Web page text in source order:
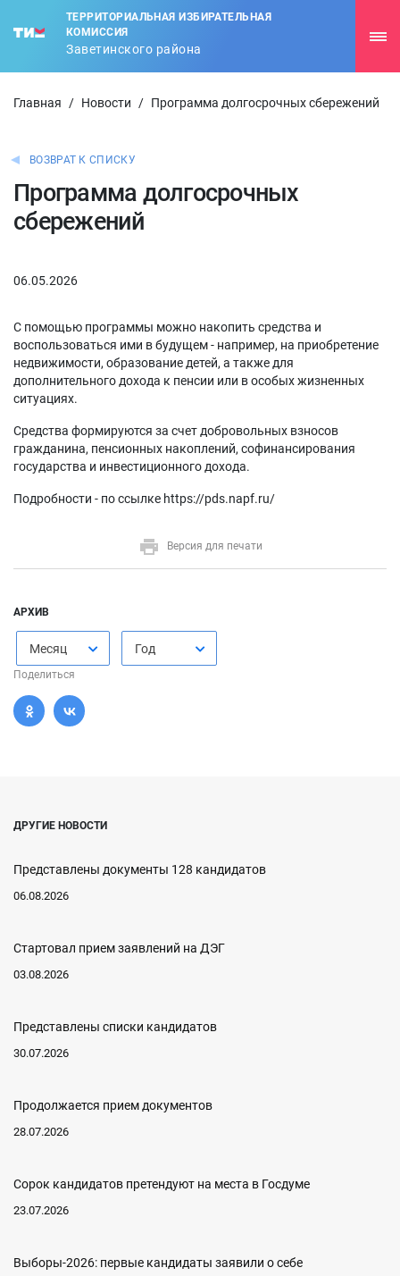
ТЕРРИТОРИАЛЬНАЯ ИЗБИРАТЕЛЬНАЯ
КОМИССИЯ
Заветинского района
Главная / Новости / Программа долгосрочных сбережений
ВОЗВРАТ К СПИСКУ
Программа долгосрочных
сбережений
06.05.2026
С помощью программы можно накопить средства и
воспользоваться ими в будущем - например, на приобретение
недвижимости, образование детей, а также для
дополнительного дохода к пенсии или в особых жизненных
ситуациях.
Средства формируются за счет добровольных взносов
гражданина, пенсионных накоплений, софинансирования
государства и инвестиционного дохода.
Подробности - по ссылке https://pds.napf.ru/
Версия для печати
АРХИВ
Месяц Год
Поделиться
ДРУГИЕ НОВОСТИ
Представлены документы 128 кандидатов
06.08.2026
Стартовал прием заявлений на ДЭГ
03.08.2026
Представлены списки кандидатов
30.07.2026
Продолжается прием документов
28.07.2026
Сорок кандидатов претендуют на места в Госдуме
23.07.2026
Выборы-2026: первые кандидаты заявили о себе